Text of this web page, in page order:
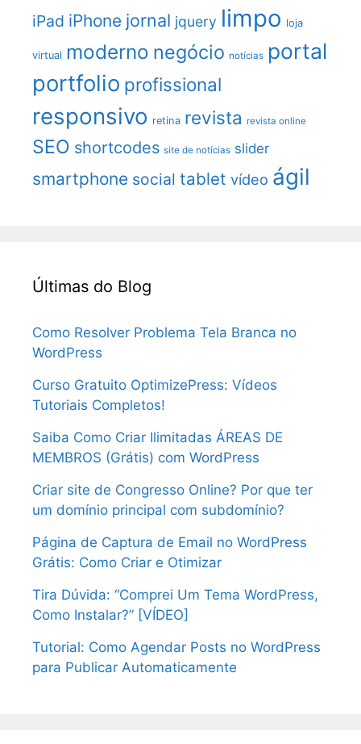
iPad iPhone jornal jquery limpo loja
virtual moderno negócio notícias portal
portfolio profissional
responsivo retina revista revista online
SEO shortcodes site de notícias slider
smartphone social tablet vídeo ágil
Últimas do Blog
Como Resolver Problema Tela Branca no
WordPress
Curso Gratuito OptimizePress: Vídeos
Tutoriais Completos!
Saiba Como Criar Ilimitadas ÁREAS DE
MEMBROS (Grátis) com WordPress
Criar site de Congresso Online? Por que ter
um domínio principal com subdomínio?
Página de Captura de Email no WordPress
Grátis: Como Criar e Otimizar
Tira Dúvida: “Comprei Um Tema WordPress,
Como Instalar?” [VÍDEO]
Tutorial: Como Agendar Posts no WordPress
para Publicar Automaticamente